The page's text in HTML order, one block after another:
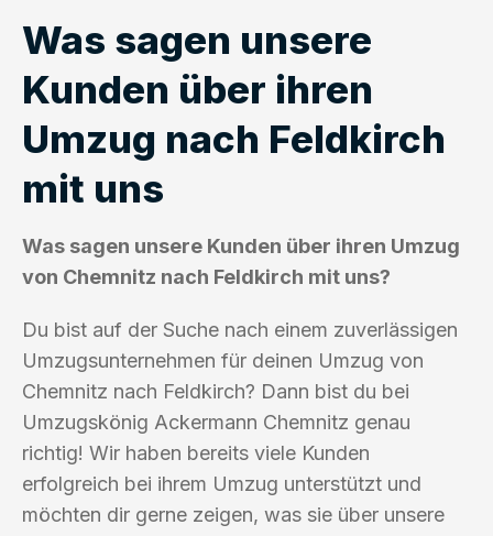
Was sagen unsere
Kunden über ihren
Umzug nach Feldkirch
mit uns
Was sagen unsere Kunden über ihren Umzug
von Chemnitz nach Feldkirch mit uns?
Du bist auf der Suche nach einem zuverlässigen
Umzugsunternehmen für deinen Umzug von
Chemnitz nach Feldkirch? Dann bist du bei
Umzugskönig Ackermann Chemnitz genau
richtig! Wir haben bereits viele Kunden
erfolgreich bei ihrem Umzug unterstützt und
möchten dir gerne zeigen, was sie über unsere